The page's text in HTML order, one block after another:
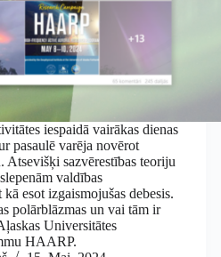
iespaidā vairākas dienas
pasaulē varēja novērot
Atsevišķi sazvērestības teoriju
valdības
esot izgaismojušas debesis.
polārblāzmas un vai tām ir
Universitātes
HAARP.